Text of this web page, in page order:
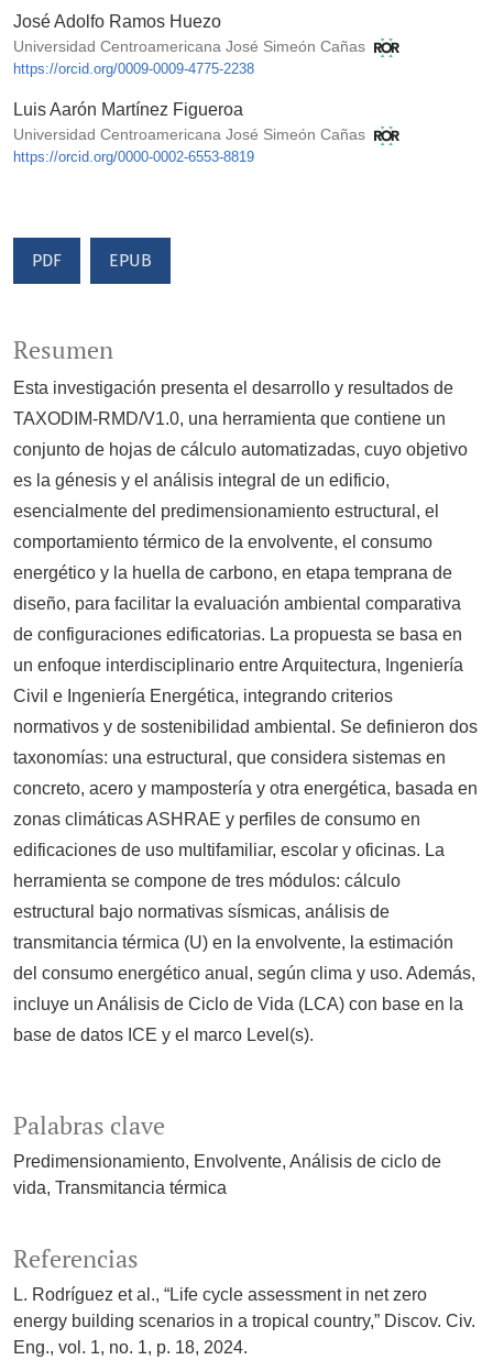
José Adolfo Ramos Huezo
Universidad Centroamericana José Simeón Cañas
https://orcid.org/0009-0009-4775-2238
Luis Aarón Martínez Figueroa
Universidad Centroamericana José Simeón Cañas
https://orcid.org/0000-0002-6553-8819
PDF EPUB
Palabras clave
Predimensionamiento Envolvente Análisis de ciclo de
vida Transmitancia térmica
Resumen
Esta investigación presenta el desarrollo y resultados de
TAXODIM-RMD/V1.0, una herramienta que contiene un
conjunto de hojas de cálculo automatizadas, cuyo objetivo
es la génesis y el análisis integral de un edificio,
esencialmente del predimensionamiento estructural, el
comportamiento térmico de la envolvente, el consumo
energético y la huella de carbono, en etapa temprana de
diseño, para facilitar la evaluación ambiental comparativa
de configuraciones edificatorias. La propuesta se basa en
un enfoque interdisciplinario entre Arquitectura, Ingeniería
Civil e Ingeniería Energética, integrando criterios
normativos y de sostenibilidad ambiental. Se definieron dos
taxonomías: una estructural, que considera sistemas en
concreto, acero y mampostería y otra energética, basada en
zonas climáticas ASHRAE y perfiles de consumo en
edificaciones de uso multifamiliar, escolar y oficinas. La
herramienta se compone de tres módulos: cálculo
estructural bajo normativas sísmicas, análisis de
transmitancia térmica (U) en la envolvente, la estimación
del consumo energético anual, según clima y uso. Además,
incluye un Análisis de Ciclo de Vida (LCA) con base en la
base de datos ICE y el marco Level(s).
Referencias
L. Rodríguez et al., “Life cycle assessment in net zero
energy building scenarios in a tropical country,” Discov. Civ.
Eng., vol. 1, no. 1, p. 18, 2024.